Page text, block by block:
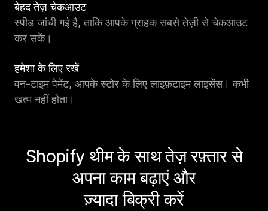
बेहद तेज़ चेकआउट
स्पीड जांची गई है, ताकि आपके ग्राहक सबसे तेज़ी से चेकआउट
कर सकें।
हमेशा के लिए रखें
वन-टाइम पेमेंट, आपके स्टोर के लिए लाइफ़टाइम लाइसेंस। कभी
खत्म नहीं होता।
Shopify थीम के साथ तेज़ रफ़्तार से
अपना काम बढ़ाएं और
ज़्यादा बिक्री करें